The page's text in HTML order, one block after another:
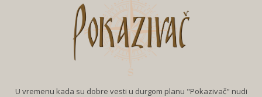
U vremenu kada su dobre vesti u durgom planu "Pokazivač" nudi